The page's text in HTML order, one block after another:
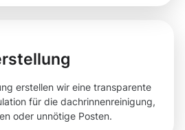
erstellen wir eine transparente
für die dachrinnenreinigung,
oder unnötige Posten.